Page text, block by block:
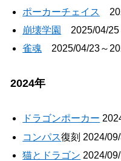
ポーカーチェイス
崩壊学園
2025/04/25
雀魂 2025/04/23～
2024年
ドラゴンポーカー
コンパス復刻 2024/
猫とドラゴン 2024/